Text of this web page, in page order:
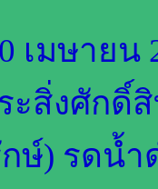
เมษาย
ะสิ่งศักดิ์
ษ์) รดน้ำ